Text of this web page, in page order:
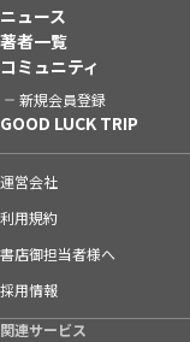
ニュース
著者一覧
コミュニティ
新規会員登録
GOOD LUCK TRIP
運営会社
利用規約
書店御担当者様へ
採用情報
関連サービス